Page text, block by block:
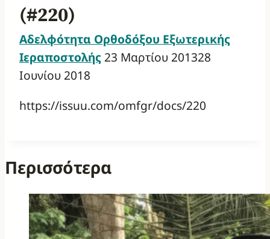
(#220)
Αδελφότητα Ορθοδόξου Εξωτερικής
Ιεραποστολής 23 Μαρτίου 201328
Ιουνίου 2018
https://issuu.com/omfgr/docs/220
Περισσότερα